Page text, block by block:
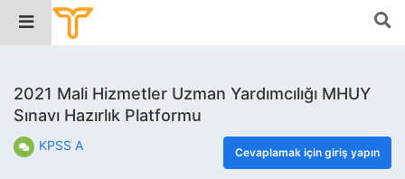
2021 Mali Hizmetler Uzman Yardımcılığı MHUY
Sınavı Hazırlık Platformu
KPSS A Cevaplamak için giriş yapın